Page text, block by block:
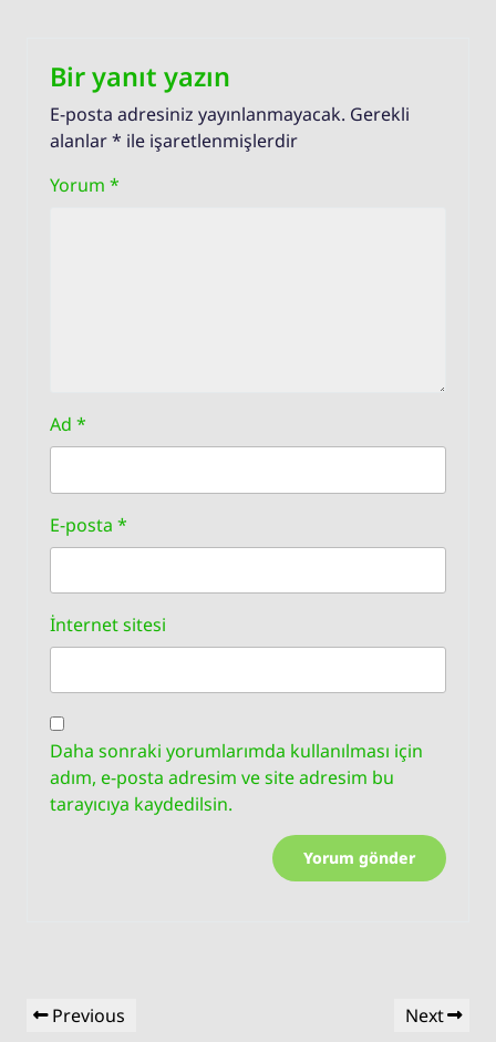
Bir yanıt yazın
E-posta adresiniz yayınlanmayacak. Gerekli
alanlar* ile işaretlenmişlerdir
Yorum *
Ad *
E-posta *
İnternet sitesi
Daha sonraki yorumlarımda kullanılması için
adım, e-posta adresim ve site adresim bu
tarayıcıya kaydedilsin.
Yazı
gezinmesi
Previous
Previous
Next
Next